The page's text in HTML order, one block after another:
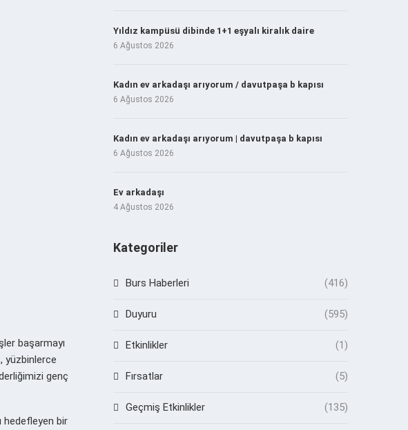
başarmayı
yüzbinlerce
genç
hedefleyen bir
Yıldız kampüsü dibinde 1+1 eşyalı kiralık daire
6 Ağustos 2026
Kadın ev arkadaşı arıyorum / davutpaşa b kapısı
6 Ağustos 2026
Kadın ev arkadaşı arıyorum | davutpaşa b kapısı
6 Ağustos 2026
Ev arkadaşı
4 Ağustos 2026
Kategoriler
Burs Haberleri (416)
Duyuru (595)
Etkinlikler (1)
Fırsatlar (5)
Geçmiş Etkinlikler (135)